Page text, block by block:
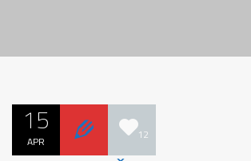
15
APR 12